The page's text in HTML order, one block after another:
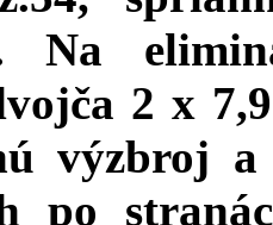
Na
2 x
výzbroj a
po